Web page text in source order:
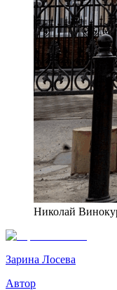
Николай
Зарина Лосева
Автор